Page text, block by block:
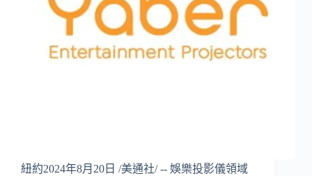
紐約2024年8月20日 /美通社/ -- 娛樂投影儀領域